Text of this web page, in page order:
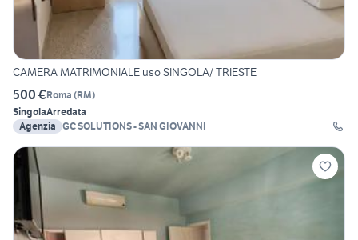
CAMERA MATRIMONIALE uso SINGOLA/ TRIESTE
500 €Roma (RM)
SingolaArredata
Agenzia GC SOLUTIONS - SAN GIOVANNI